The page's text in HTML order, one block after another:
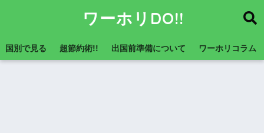
ワーホリDO!!
国別で見る 超節約術!! 出国前準備について ワーホリコラム